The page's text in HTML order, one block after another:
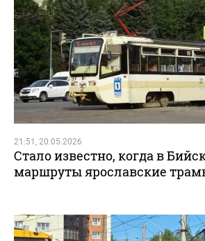
21:51, 20.05.2026
Стало известно, когда в
маршруты ярославские